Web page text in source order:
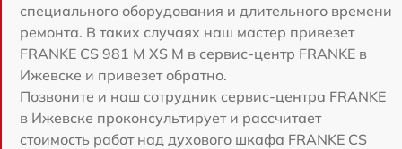
специального оборудования и длительного времени
ремонта. В таких случаях наш мастер привезет
FRANKE CS 981 M XS M в сервис-центр FRANKE в
Ижевске и привезет обратно.
Позвоните и наш сотрудник сервис-центра FRANKE
в Ижевске проконсультирует и рассчитает
стоимость работ над духового шкафа FRANKE CS